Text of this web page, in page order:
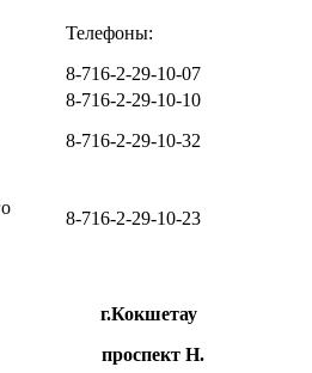
Телефоны:
8-716-2-29-10-07
8-716-2-29-10-10
8-716-2-29-10-32
8-716-2-29-10-23
г.Кокшетау
Н.